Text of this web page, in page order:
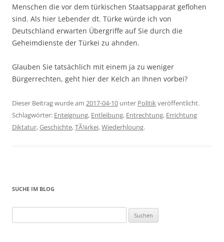
Menschen die vor dem türkischen Staatsapparat geflohen
sind. Als hier Lebender dt. Türke würde ich von
Deutschland erwarten Übergriffe auf Sie durch die
Geheimdienste der Türkei zu ahnden.
Glauben Sie tatsächlich mit einem ja zu weniger
Bürgerrechten, geht hier der Kelch an Ihnen vorbei?
Dieser Beitrag wurde am 2017-04-10 unter Politikveröffentlicht.
Schlagwörter: Enteignung, Entleibung, Entrechtung, Errichtung
Diktatur,Geschichte,TÃ¼rkei,Wiederhloung.
SUCHE IM BLOG
nach: